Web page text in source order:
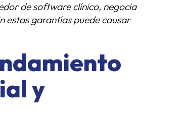
de software clínico, negocia
estas garantías puede causar
y